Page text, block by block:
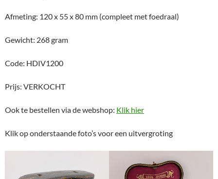
Afmeting: 120 x 55 x 80 mm (compleet met foedraal)
Gewicht: 268 gram
Code: HDIV1200
Prijs: VERKOCHT
Ook te bestellen via de webshop: Klik hier
Klik op onderstaande foto’s voor een uitvergroting